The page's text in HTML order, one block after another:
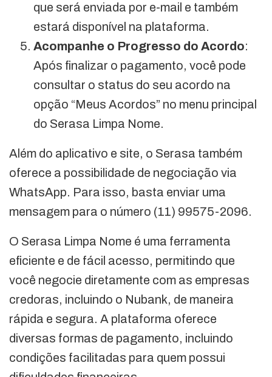
que será enviada por e-mail e também
estará disponível na plataforma.
Acompanhe o Progresso do Acordo:
Após finalizar o pagamento, você pode
consultar o status do seu acordo na
opção “Meus Acordos” no menu principal
do Serasa Limpa Nome.
Além do aplicativo e site, o Serasa também
oferece a possibilidade de negociação via
WhatsApp. Para isso, basta enviar uma
mensagem para o número (11) 99575-2096.
O Serasa Limpa Nome é uma ferramenta
eficiente e de fácil acesso, permitindo que
você negocie diretamente com as empresas
credoras, incluindo o Nubank, de maneira
rápida e segura. A plataforma oferece
diversas formas de pagamento, incluindo
condições facilitadas para quem possui